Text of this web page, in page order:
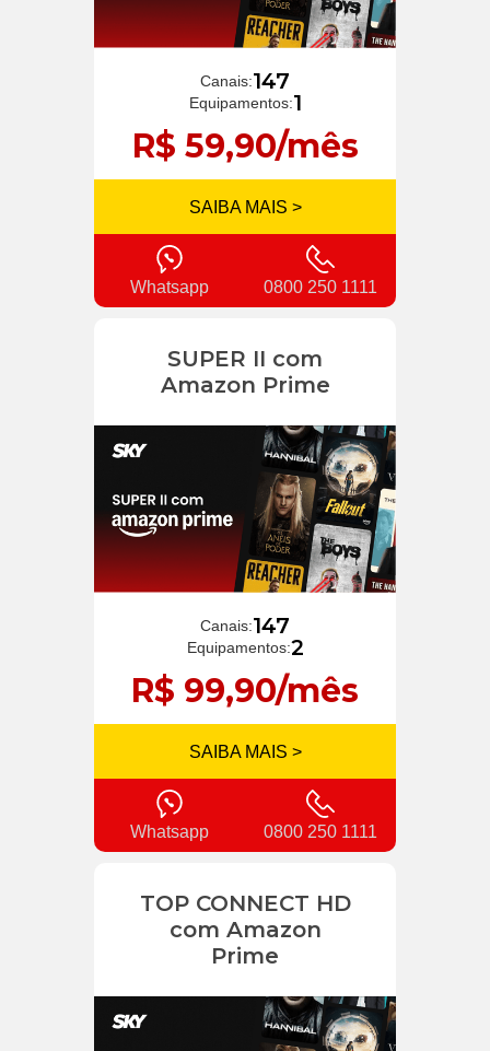
Canais:147
Equipamentos:1
R$ 59,90/mês
SAIBA MAIS >
Whatsapp 0800 250 1111
SUPER II com
Amazon Prime
Canais:147
Equipamentos:2
R$ 99,90/mês
SAIBA MAIS >
Whatsapp 0800 250 1111
TOP CONNECT HD
com Amazon
Prime